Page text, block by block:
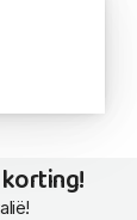
korting!